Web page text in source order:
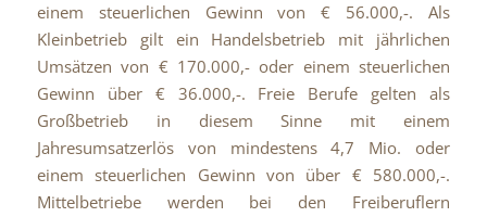
einem steuerlichen Gewinn von € 56.000,-. Als
Kleinbetrieb gilt ein Handelsbetrieb mit jährlichen
Umsätzen von € 170.000,- oder einem steuerlichen
Gewinn über € 36.000,-. Freie Berufe gelten als
Großbetrieb in diesem Sinne mit einem
Jahresumsatzerlös von mindestens 4,7 Mio. oder
einem steuerlichen Gewinn von über € 580.000,-.
Mittelbetriebe werden bei den Freiberuflern